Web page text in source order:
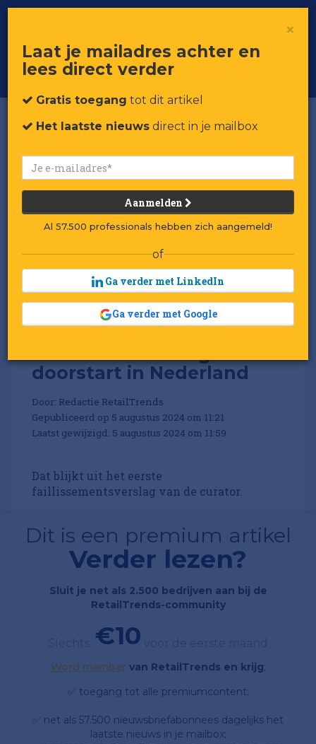
Voor professionals in retail & brands
Toggle
doorstart in Nederland
Door: Redactie RetailTrends
Gepubliceerd op 5 augustus 2024 om 11:21
Laatst gewijzigd: 5 augustus 2024 om 11:59
Dat blijkt uit het eerste
faillissementsverslag van de curator.
Dit is een premium artikel
Verder lezen?
Sluit je net als 2.500 bedrijven aan bij de
RetailTrends-community
€10
Word member van RetailTrends en krijg;
✅ toegang tot alle premiumcontent;
✅ net als 57.500 nieuwsbriefabonnees dagelijks het
laatste nieuws in je mailbox;
×
Laat je mailadres achter en
lees direct verder
Gratis toegang tot dit artikel
Het laatste nieuws direct in je mailbox
Aanmelden
Al 57.500 professionals hebben zich aangemeld!
of
Ga verder met LinkedIn
Ga verder met Google